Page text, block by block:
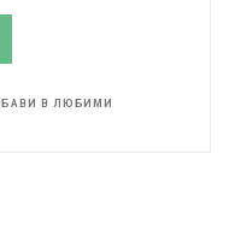
В ЛЮБИМИ